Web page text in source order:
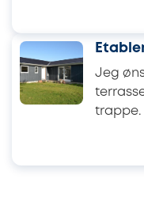
Jeg
trappe.